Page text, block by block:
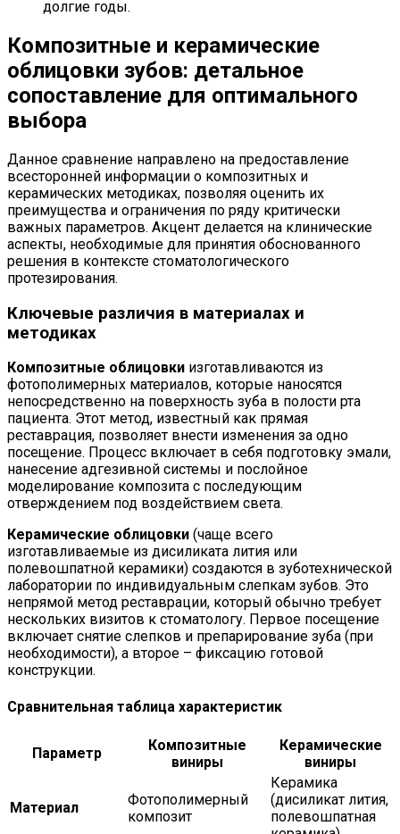
долгие годы.
Композитные и керамические
облицовки зубов: детальное
сопоставление для оптимального
выбора
Данное сравнение направлено на предоставление
всесторонней информации о композитных и
керамических методиках, позволяя оценить их
преимущества и ограничения по ряду критически
важных параметров. Акцент делается на клинические
аспекты, необходимые для принятия обоснованного
решения в контексте стоматологического
протезирования.
Ключевые различия в материалах и
методиках
Композитные облицовки изготавливаются из
фотополимерных материалов, которые наносятся
непосредственно на поверхность зуба в полости рта
пациента. Этот метод, известный как прямая
реставрация, позволяет внести изменения за одно
посещение. Процесс включает в себя подготовку эмали,
нанесение адгезивной системы и послойное
моделирование композита с последующим
отверждением под воздействием света.
Керамические облицовки (чаще всего
изготавливаемые из дисиликата лития или
полевошпатной керамики) создаются в зуботехнической
лаборатории по индивидуальным слепкам зубов. Это
непрямой метод реставрации, который обычно требует
нескольких визитов к стоматологу. Первое посещение
включает снятие слепков и препарирование зуба (при
необходимости), а второе – фиксацию готовой
конструкции.
Сравнительная таблица характеристик
Параметр
Композитные
виниры
Керамические
виниры
Материал
Фотополимерный
композит
Керамика
(дисиликат лития,
полевошпатная